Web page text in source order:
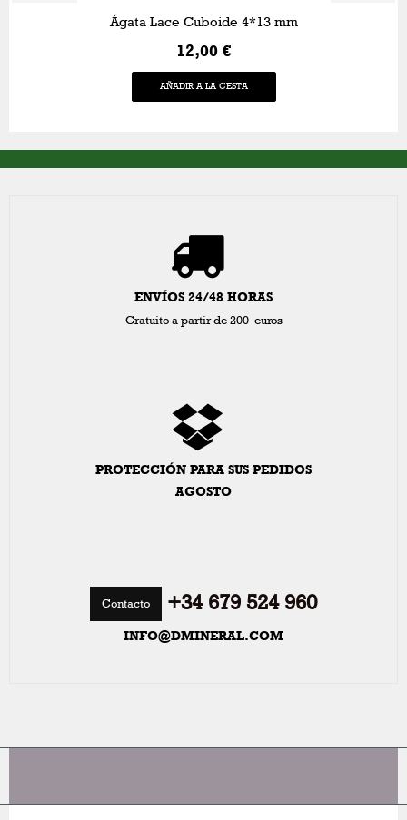
Ágata Lace Cuboide 4*13 mm
12,00 €
AÑADIR A LA CESTA
ENVÍOS 24/48 HORAS
Gratuito a partir de 200 euros
PROTECCIÓN PARA SUS PEDIDOS
AGOSTO
Contacto +34 679 524 960
INFO@DMINERAL.COM